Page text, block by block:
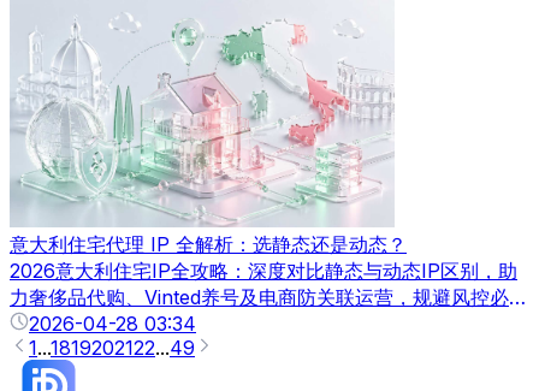
意大利住宅代理 IP 全解析：选静态还是动态？
2026意大利住宅IP全攻略：深度对比静态与动态IP区别，助
力奢侈品代购、Vinted养号及电商防关联运营，规避风控必
读。2026-04-28 03:34
1...1819202122...49